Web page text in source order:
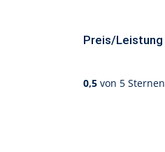
Preis/Leistung
0,5 von 5 Sternen